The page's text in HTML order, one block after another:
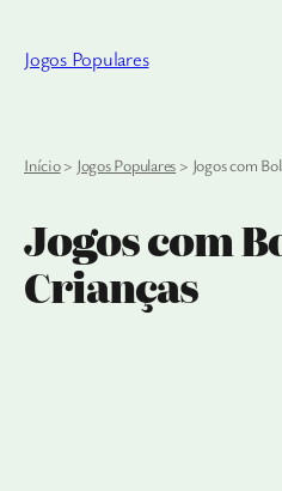
Jogos Populares
Início> Jogos Populares > Jogos com
Jogos com
Crianças